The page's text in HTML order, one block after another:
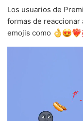
Los usuarios de
formas de reaccionar
emojis como